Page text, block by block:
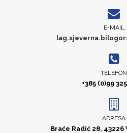
E-MAIL
TELEFON
+385 (0)99
ADRESA
Braće Radić 28,